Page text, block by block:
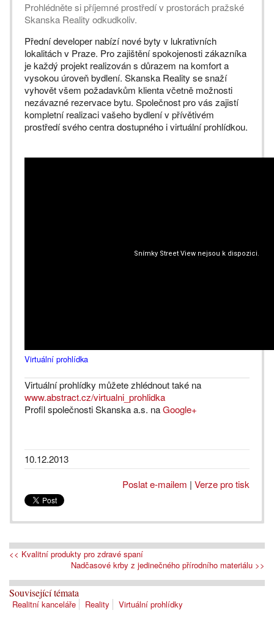
Prohlédněte si příjemné prostředí v prostorách pražské
Skanska Reality odkudkoliv.
Přední developer nabízí nové byty v lukrativních
lokalitách v Praze. Pro zajištění spokojenosti zákazníka
je každý projekt realizován s důrazem na komfort a
vysokou úroveň bydlení. Skanska Reality se snaží
vyhovět všem požadavkům klienta včetně možnosti
nezávazné rezervace bytu. Společnost pro vás zajistí
kompletní realizaci vašeho bydlení v přívětivém
prostředí svého centra dostupného i virtuální prohlídkou.
Virtuální prohlídka
Virtuální prohlídky můžete zhlédnout také na
www.abstract.cz/virtualni_prohlidka
Profil společnosti Skanska a.s. naGoogle+
10.12.2013
Poslat e-mailem | Verze pro tisk
<< Kvalitní produkty pro zdravé spaní
Nadčasové krby z jedinečného přírodního materiálu >>
Související témata
Realitní kanceláře Reality Virtuální prohlídky